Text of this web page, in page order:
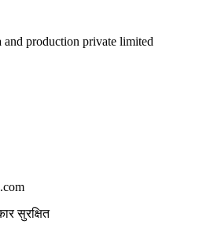
production private limited
सुरक्षित